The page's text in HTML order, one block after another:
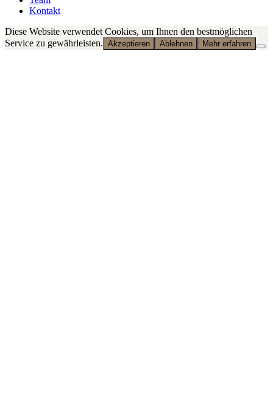
Kontakt
Diese Website verwendet Cookies, um Ihnen den bestmöglichen
Service zu gewährleisten. Akzeptieren Ablehnen Mehr erfahren